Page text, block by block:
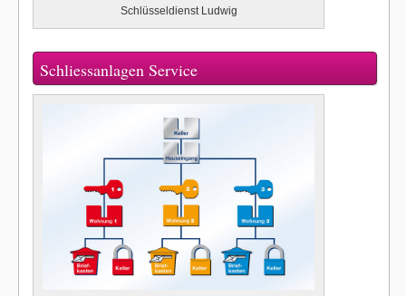
Schlüsseldienst Ludwig
Schliessanlagen Service